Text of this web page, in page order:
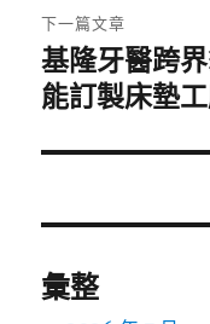
章:
下一篇文章
下
一
文
基隆牙醫跨
能訂製床墊
彙整